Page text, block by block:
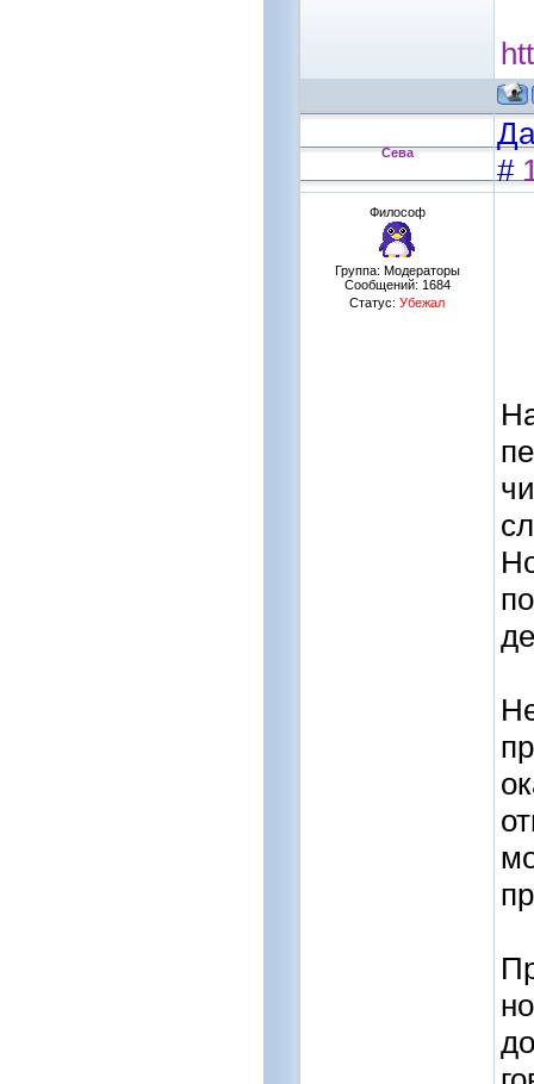
Сева
#
Философ
Группа: Модераторы
Сообщений: 1684
Статус: Убежал